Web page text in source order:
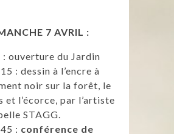
7 AVRIL :
: ouverture du Jardin
: dessin à l’encre à
noir sur la forêt, le
et l’écorce, par l’artiste
STAGG.
: conférence de